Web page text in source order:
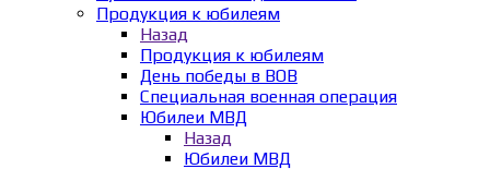
Продукция к юбилеям
Назад
Продукция к юбилеям
День победы в ВОВ
Специальная военная операция
Юбилеи МВД
Назад
Юбилеи МВД